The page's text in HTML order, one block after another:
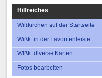
Hilfreiches
Wißkirchen auf der Startseite
Wißk. in der Favoritenleiste
Wißk. diverse Karten
Fotos bearbeiten